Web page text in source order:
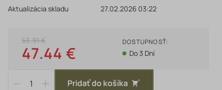
Aktualizácia skladu
27.02.2026 03:22
53.91 €
47.44 €
DOSTUPNOSŤ:
Do 3 Dní
Pridať do košíka